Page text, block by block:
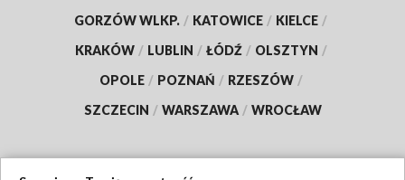
GORZÓW WLKP. / KATOWICE / KIELCE /
KRAKÓW / LUBLIN / ŁÓDŹ / OLSZTYN /
OPOLE / POZNAŃ / RZESZÓW /
SZCZECIN / WARSZAWA / WROCŁAW